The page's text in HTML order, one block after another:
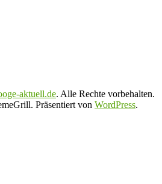
aktuell.de. Alle Rechte vorbehalten.
Präsentiert von WordPress.